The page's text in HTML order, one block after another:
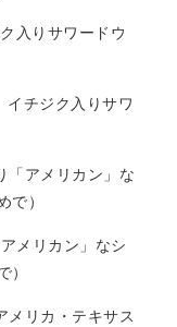
入りサワードウ
チジク入りサワ
「アメリカン」な
で）
メリカン」なシ
）
メリカ・テキサス